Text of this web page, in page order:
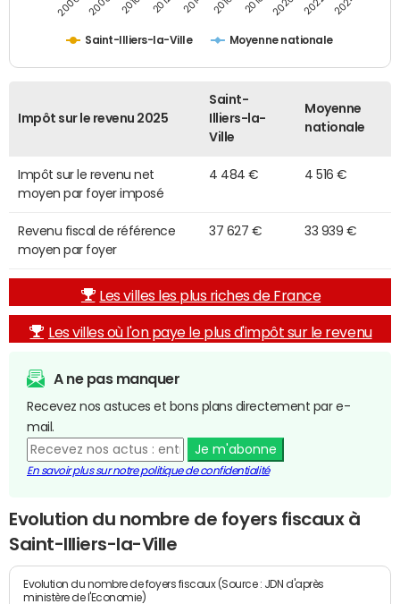
Saint-Illiers-la-Ville Moyenne nationale
2006 2008 2020 2022
Impôt sur le revenu 2025
Saint-
Illiers-la-
Ville
Moyenne
nationale
Impôt sur le revenu net
moyen par foyer imposé
4 484 € 4 516 €
Revenu fiscal de référence
moyen par foyer
37 627 € 33 939 €
Les villes les plus riches de France
Les villes où l'on paye le plus d'impôt sur le revenu
A ne pas manquer
Recevez nos astuces et bons plans directement par e-
mail.
Je m'abonne
En savoir plus sur notre politique de confidentialité
Evolution du nombre de foyers fiscaux à
Saint-Illiers-la-Ville
Evolution du nombre de foyers fiscaux (Source : JDN d'après
ministère de l'Economie)